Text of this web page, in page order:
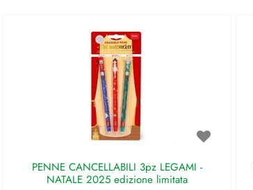
PENNE CANCELLABILI 3pz LEGAMI -
NATALE 2025 edizione limitata